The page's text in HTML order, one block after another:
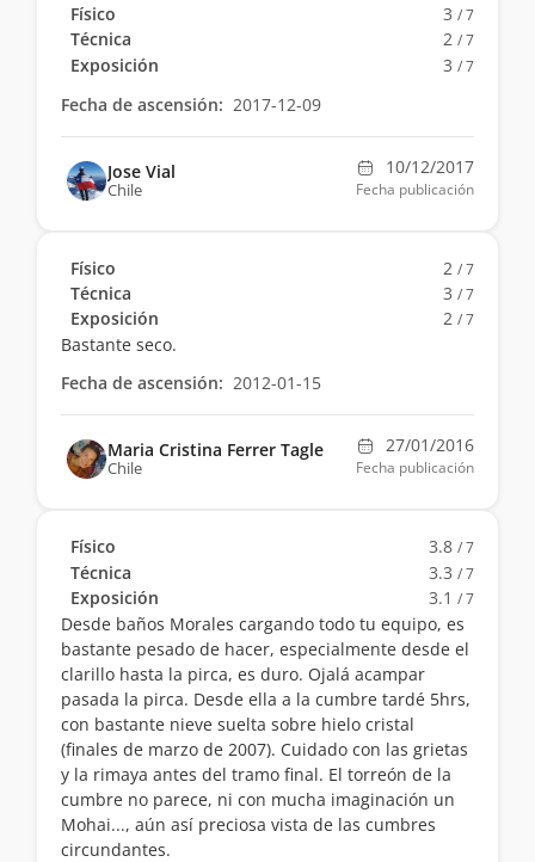
Físico 3 / 7
Técnica 2 / 7
Exposición 3 / 7
Fecha de ascensión: 2017-12-09
Jose Vial
Chile
10/12/2017
Fecha publicación
Físico 2 / 7
Técnica 3 / 7
Exposición 2 / 7
Bastante seco.
Fecha de ascensión: 2012-01-15
Maria Cristina Ferrer Tagle
Chile
27/01/2016
Fecha publicación
Físico 3.8 / 7
Técnica 3.3 / 7
Exposición 3.1 / 7
Desde baños Morales cargando todo tu equipo, es
bastante pesado de hacer, especialmente desde el
clarillo hasta la pirca, es duro. Ojalá acampar
pasada la pirca. Desde ella a la cumbre tardé 5hrs,
con bastante nieve suelta sobre hielo cristal
(finales de marzo de 2007). Cuidado con las grietas
y la rimaya antes del tramo final. El torreón de la
cumbre no parece, ni con mucha imaginación un
Mohai..., aún así preciosa vista de las cumbres
circundantes.